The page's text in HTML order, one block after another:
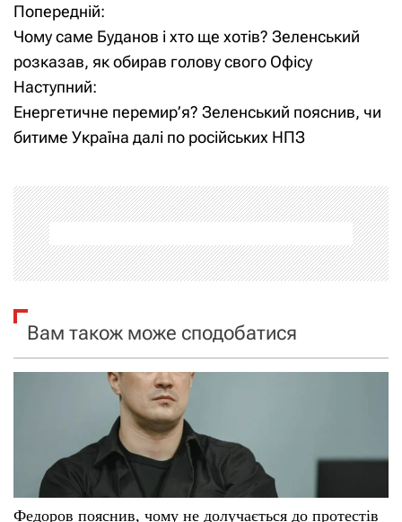
Н
а
в
і
а
ц
і
я
з
Попередній:
Чому саме Буданов і хто ще хотів? Зеленський
розказав, як обирав голову свого Офісу
Наступний:
Енергетичне перемир’я? Зеленський пояснив, чи
битиме Україна далі по російських НПЗ
Вам також може сподобатися
Федоров пояснив, чому не долучається до протестів